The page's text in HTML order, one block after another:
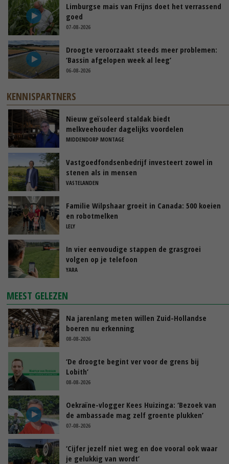
Limburgse mais van Frijns doet het verrassend
goed
07-08-2026
Droogte veroorzaakt steeds meer problemen:
‘Bassin afgelopen week al leeg’
06-08-2026
KENNISPARTNERS
Nieuw geïsoleerd staldak biedt
melkveehouder dagelijks voordelen
MIDDENDORP MONTAGE
Vastgoedfondsenbedrijf investeert zowel in
stenen als in mensen
VASTELANDEN
Familie Wilpshaar groeit in Canada: 500 koeien
en robotmelken
LELY
In vier eenvoudige stappen de grasgroei
volgen op je telefoon
YARA
MEEST GELEZEN
Na jarenlang meten willen Zuid-Hollandse
boeren nu erkenning
08-08-2026
‘De droogte begint ver voor de grens bij
Lobith’
08-08-2026
Oekraïne-vlogger Kees Huizinga: ‘Bezoek van
de ambassade mag zelf groente plukken’
07-08-2026
‘Cijfer jezelf niet weg en doe vooral ook waar
je gelukkig van wordt’